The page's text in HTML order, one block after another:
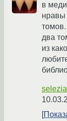
в
нравы
два
из